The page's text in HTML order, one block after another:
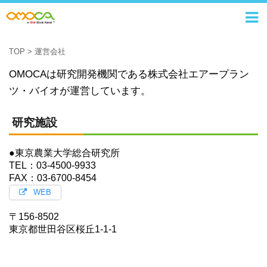
TOP > 運営会社
OMOCAは研究開発機関である株式会社エアープラン
ツ・バイオが運営しています。
研究施設
●東京農業大学総合研究所
TEL：03-4500-9933
FAX：03-6700-8454
WEB
〒156-8502
東京都世田谷区桜丘1-1-1